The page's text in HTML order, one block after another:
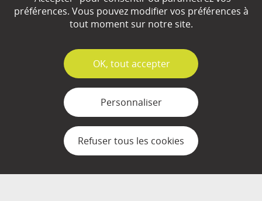
Partenaires
Plan du site
Mentions légales
Gestion des cookies
préférences. Vous pouvez modifier vos préférences à
tout moment sur notre site.
✓
OK, tout accepter
Personnaliser
Refuser tous les cookies